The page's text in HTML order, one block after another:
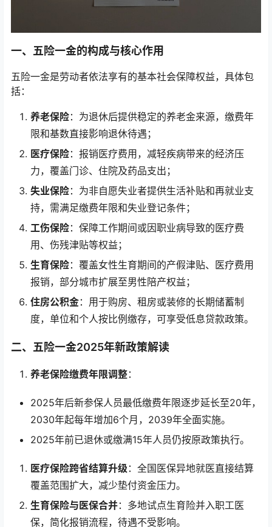
一、五险一金的构成与核心作用
五险一金是劳动者依法享有的基本社会保障权益，具体包
括：
养老保险：为退休后提供稳定的养老金来源，缴费年
限和基数直接影响退休待遇；
医疗保险：报销医疗费用，减轻疾病带来的经济压
力，覆盖门诊、住院及药品支出；
失业保险：为非自愿失业者提供生活补贴和再就业支
持，需满足缴费年限和失业登记条件；
工伤保险：保障工作期间或因职业病导致的医疗费
用、伤残津贴等权益；
生育保险：覆盖女性生育期间的产假津贴、医疗费用
报销，部分城市扩展至男性陪产权益；
住房公积金：用于购房、租房或装修的长期储蓄制
度，单位和个人按比例缴存，可享受低息贷款政策。
二、五险一金2025年新政策解读
养老保险缴费年限调整：
2025年后新参保人员最低缴费年限逐步延长至20年，
2030年起每年增加6个月，2039年全面实施。
2025年前已退休或缴满15年人员仍按原政策执行。
医疗保险跨省结算升级 ：全国医保异地就医直接结算
覆盖范围扩大，减少垫付资金压力。
生育保险与医保合并：多地试点生育险并入职工医
保，简化报销流程，待遇不受影响。